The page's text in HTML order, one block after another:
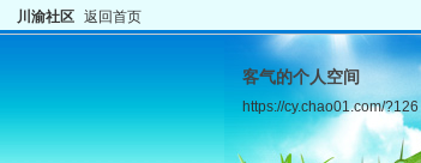
川渝社区 返回首页
客气的个人空间
https://cy.chao01.com/?126